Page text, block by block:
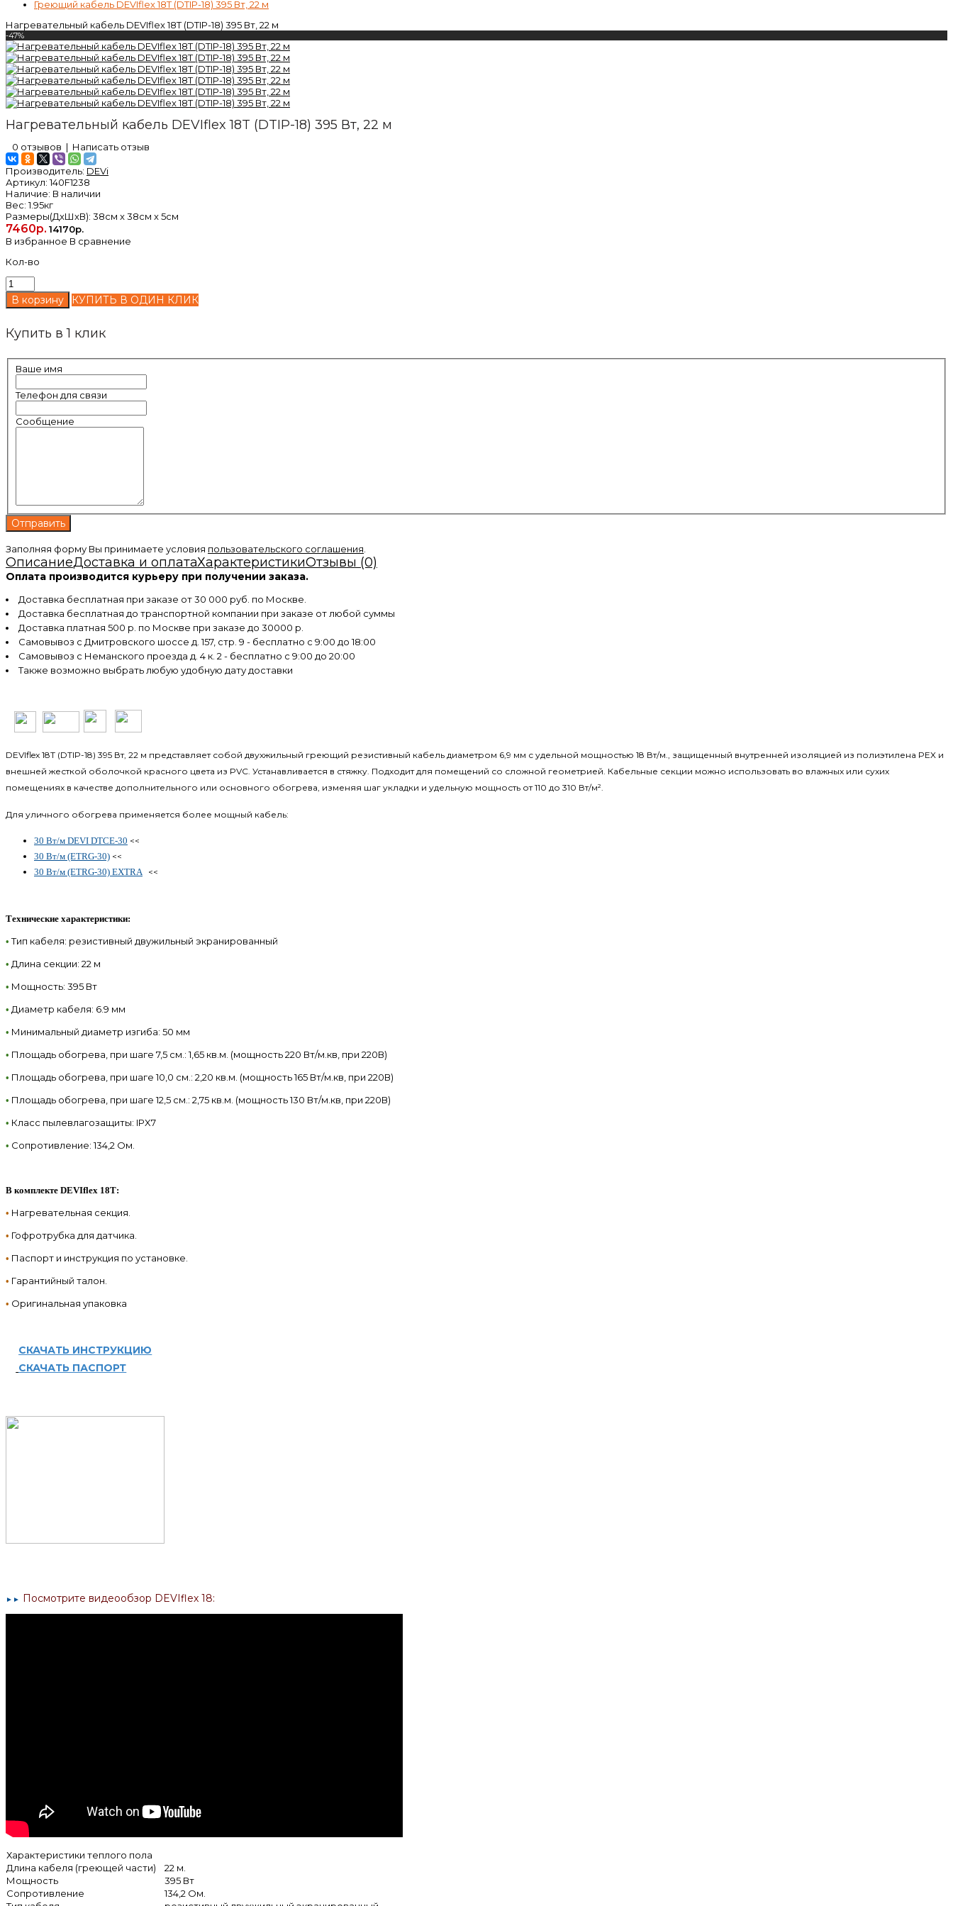
Греющий кабель DEVIflex 18T (DTIP-18) 395 Вт, 22 м
Нагревательный кабель DEVIflex 18T (DTIP-18) 395 Вт, 22 м
-47%
Нагревательный кабель DEVIflex 18T (DTIP-18) 395 Вт, 22 м
0 отзывов | Написать отзыв
Производитель: DEVi
Артикул:140F1238
Наличие: В наличии
Вес:1.95кг
Размеры(ДxШxВ): 38см x 38см x 5см
7460р. 14170р.
В избранное В сравнение
Кол-во
КУПИТЬ В ОДИН КЛИК
Купить в 1 клик
Ваше имя
Телефон для связи
Сообщение
Заполняя форму Вы принимаете условия пользовательского соглашения
ОписаниеДоставка и оплатаХарактеристикиОтзывы (0)
Оплата производится курьеру при получении заказа.
Доставка бесплатная при заказе от 30 000 руб. по Москве.
Доставка бесплатная до транспортной компании при заказе от любой суммы
Доставка платная 500 р. по Москве при заказе до 30000 р.
Самовывоз с Дмитровского шоссе д. 157, стр. 9 - бесплатно с 9:00 до 18:00
Самовывоз с Неманского проезда д. 4 к. 2 - бесплатно с 9:00 до 20:00
Также возможно выбрать любую удобную дату доставки
DEVIflex 18T (DTIP-18) 395 Вт, 22 м представляет собой двухжильный греющий резистивный кабель диаметром 6,9 мм с удельной мощностью 18 Вт/м., защищенный внутренней изоляцией из полиэтилена PEX и
внешней жесткой оболочкой красного цвета из PVC. Устанавливается в стяжку. Подходит для помещений со сложной геометрией. Кабельные секции можно использовать во влажных или сухих
помещениях в качестве дополнительного или основного обогрева, изменяя шаг укладки и удельную мощность от 110 до 310 Вт/м²
Для уличного обогрева применяется более мощный кабель:
30 Вт/м DEVI DTCE-30 <<
30 Вт/м (ETRG-30) <<
30 Вт/м (ETRG-30) EXTRA <<
Технические характеристики:
• Тип кабеля: резистивный двужильный экранированный
• Длина секции: 22 м
• Мощность: 395 Вт
• Диаметр кабеля: 6.9 мм
• Минимальный диаметр изгиба: 50 мм
• Площадь обогрева, при шаге 7,5 см.: 1,65 кв.м. (мощность 220 Вт/м.кв, при 220В)
• Площадь обогрева, при шаге 10,0 см.: 2,20 кв.м. (мощность 165 Вт/м.кв, при 220В)
• Площадь обогрева, при шаге 12,5 см.: 2,75 кв.м. (мощность 130 Вт/м.кв, при 220В)
• Класс пылевлагозащиты: IPX7
• Сопротивление: 134,2 Ом.
В комплекте DEVIflex 18Т:
• Нагревательная секция.
• Гофротрубка для датчика.
• Паспорт и инструкция по установке.
• Гарантийный талон.
• Оригинальная упаковка
СКАЧАТЬ ИНСТРУКЦИЮ
СКАЧАТЬ ПАСПОРТ
► ► Посмотрите видеообзор DEVIflex 18:
Характеристики теплого пола
Длина кабеля (греющей части)
22 м.
Мощность
395 Вт
Сопротивление
134,2 Ом.